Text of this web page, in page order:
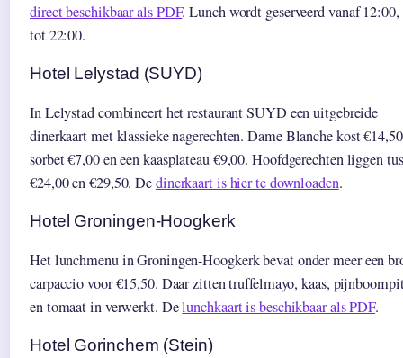
direct beschikbaar als PDF. Lunch wordt geserveerd vanaf
tot 22:00.
Hotel Lelystad (SUYD)
In Lelystad combineert het restaurant SUYD een uitgebreide
dinerkaart met klassieke nagerechten. Dame Blanche kost
sorbet €7,00 en een kaasplateau €9,00. Hoofdgerechten liggen
€24,00 en €29,50. Dedinerkaart is hier te downloaden.
Hotel Groningen-Hoogkerk
Het lunchmenu in Groningen-Hoogkerk bevat onder meer een
carpaccio voor €15,50. Daar zitten truffelmayo, kaas,
en tomaat in verwerkt. Delunchkaart is beschikbaar als PDF.
Hotel Gorinchem (Stein)